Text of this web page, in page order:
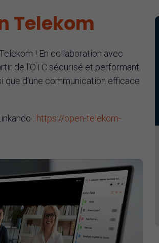
Telekom
! En collaboration avec
de l'OTC sécurisé et performant.
que d'une communication efficace
: https://open-telekom-